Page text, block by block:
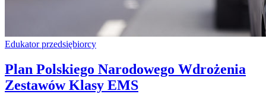
Edukator przedsiębiorcy
Plan Polskiego Narodowego Wdrożenia
Zestawów Klasy EMS